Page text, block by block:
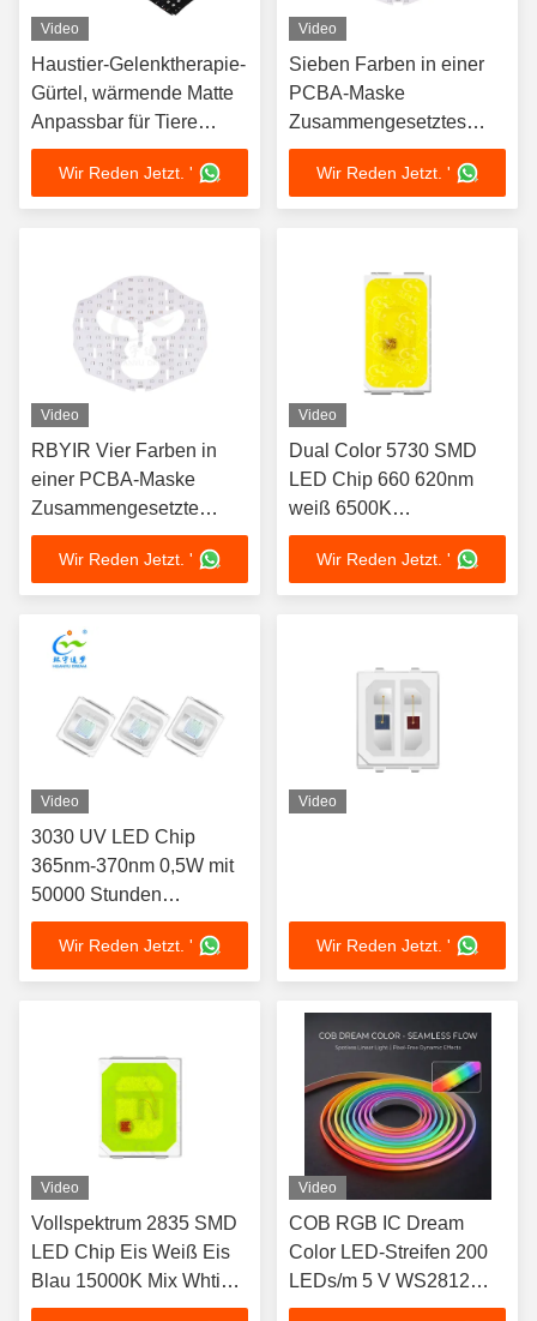
Video
Haustier-Gelenktherapie-
Gürtel, wärmende Matte
Anpassbar für Tiere
Verbund-doppelseitiges
Aluminiumsubstrat-
Design Konstantstrom
Wir Reden Jetzt. '
Video
Sieben Farben in einer
PCBA-Maske
Zusammengesetztes
doppelseitiges
Aluminium-Substrat
Design Konstante
für Gesichtslicht-
Therapie Maske
Behandlung von Akne
Verbesserung
Wir Reden Jetzt. '
Video
RBYIR Vier Farben in
einer PCBA-Maske
Zusammengesetzte
doppelseitige Aluminium-
Substrat-Design
Konstante Strömung
Rotlicht 3 in 1 LED für
Maske Behandlung Akne
Verbesserung
Wir Reden Jetzt. '
Video
Dual Color 5730 SMD
LED Chip 660 620nm
weiß 6500K
Vollspektrum Anpassung
verfügbar 1W Für
Lebensmittelfülllicht
Wir Reden Jetzt. '
Video
3030 UV LED Chip
365nm-370nm 0,5W mit
50000 Stunden
Lebensdauer für
medizinische und
Sterilisationsanwendungen
Wir Reden Jetzt. '
Video
Wir Reden Jetzt. '
Video
Vollspektrum 2835 SMD
LED Chip Eis Weiß Eis
Blau 15000K Mix Whtie
Farb Anpassung
Video
COB RGB IC Dream
Color LED-Streifen 200
LEDs/m 5 V WS2812
Adressierbares 5 mm